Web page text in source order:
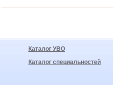
Каталог УВО
Каталог специальностей